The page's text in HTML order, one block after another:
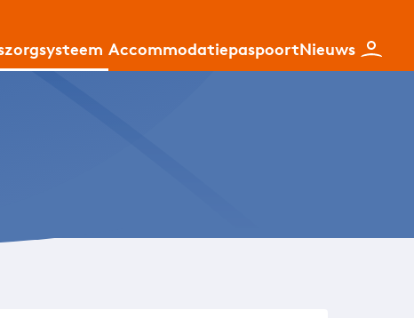
AccommodatiepaspoortNieuws